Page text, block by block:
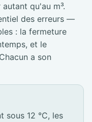
qu'au m³.
des erreurs —
: la fermeture
et le
a son
sous 12 °C, les